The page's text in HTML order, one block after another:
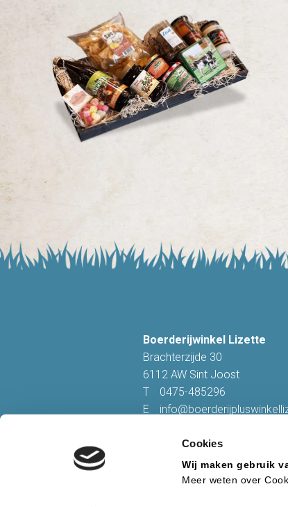
Cookies
Wij maken gebruik
Meer weten over
Boerderijwinkel Lizette
Brachterzijde 30
6112 AW Sint Joost
T
0475-485296
E